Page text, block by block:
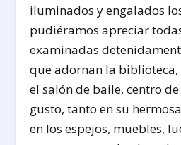
iluminados y engalados
pudiéramos apreciar
examinadas
que adornan la biblioteca,
el salón de baile, centro
gusto, tanto en su
en los espejos, muebles,